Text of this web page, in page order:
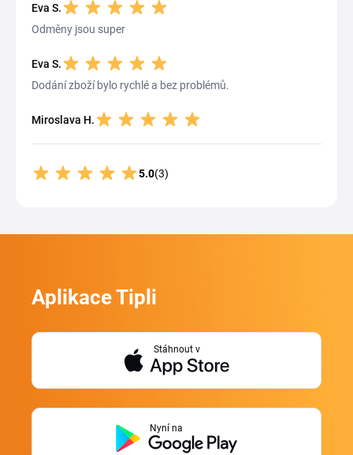
Eva S.
Odměny jsou super
Eva S.
Dodání zboží bylo rychlé a bez problémů.
Miroslava H.
5.0(3)
Aplikace Tipli
Stáhnout v
Nyní na